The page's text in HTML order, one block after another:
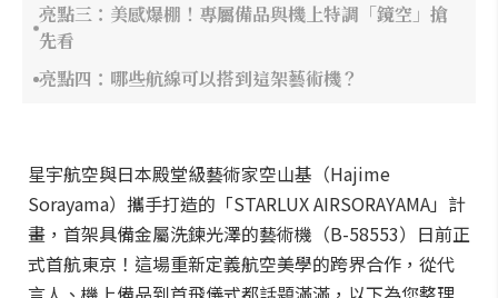
亮點三：美感爆棚！專屬備品與機上特調「鏡空」搶
先看
亮點四：哪些航線可以搭到這架藝術機？
星宇航空與日本殿堂級藝術家空山基（Hajime
Sorayama）攜手打造的「STARLUX AIRSORAYAMA」計
畫，首架具備金屬洗鍊光澤的藝術機（B-58553）日前正
式首航東京！這場重新定義航空美學的跨界合作，從代